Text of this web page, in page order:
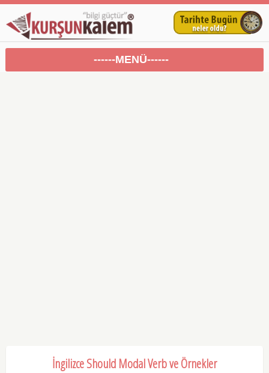
------MENÜ------
İngilizce Should Modal Verb ve Örnekler